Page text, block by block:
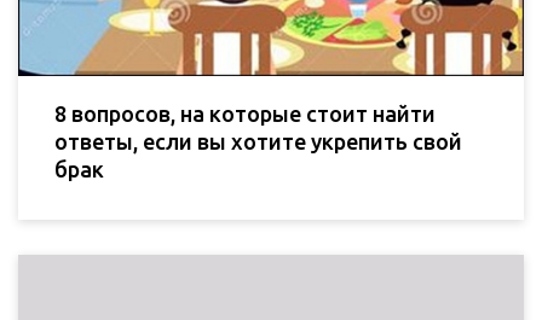
8 вопросов, на которые стоит найти
ответы, если вы хотите укрепить свой
брак